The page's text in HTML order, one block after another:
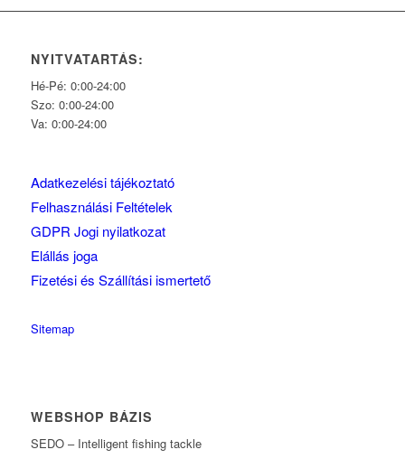
NYITVATARTÁS:
Hé-Pé: 0:00-24:00
Szo: 0:00-24:00
Va: 0:00-24:00
Adatkezelési tájékoztató
Felhasználási Feltételek
GDPR Jogi nyilatkozat
Elállás joga
Fizetési és Szállítási ismertető
Sitemap
WEBSHOP BÁZIS
SEDO – Intelligent fishing tackle